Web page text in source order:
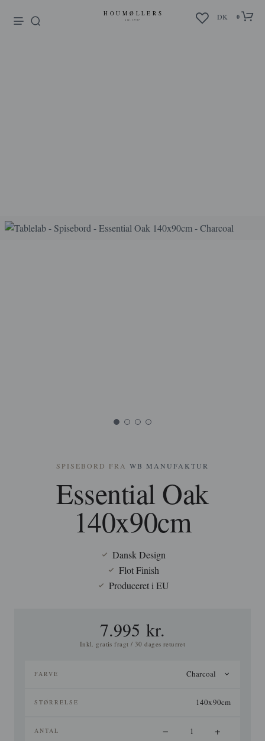
DK 0
SPISEBORD FRA WB MANUFAKTUR
Essential Oak
140x90cm
Dansk Design
Flot Finish
Produceret i EU
7.995 kr.
Inkl. gratis fragt / 30 dages returret
FARVE Charcoal
STØRRELSE 140x90cm
ANTAL − +